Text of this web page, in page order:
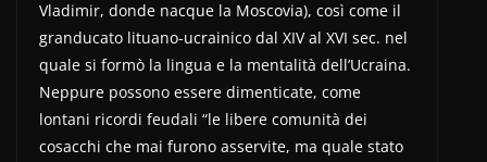
Vladimir, donde nacque la Moscovia), così come il
granducato lituano-ucrainico dal XIV al XVI sec. nel
quale si formò la lingua e la mentalità dell’Ucraina.
Neppure possono essere dimenticate, come
lontani ricordi feudali “le libere comunità dei
cosacchi che mai furono asservite, ma quale stato